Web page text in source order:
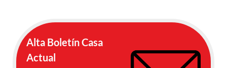
Alta Boletín Casa
Actual